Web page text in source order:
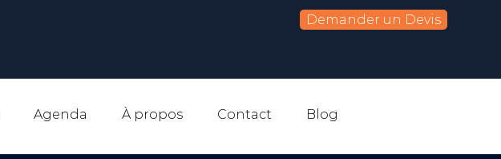
Demander un Devis
Agenda À propos Contact Blog